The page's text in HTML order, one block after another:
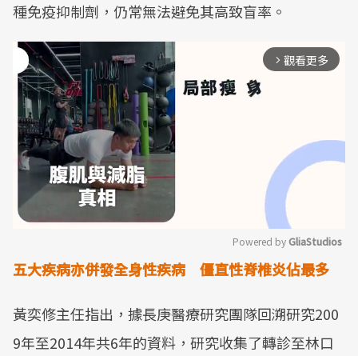
種免疫抑制劑，仍常無法避免其高致盲率。
arrow_forward_ios 觀看更多
Mute
Powered by GliaStudios
五大疾病亦併發全身性疾病 僵直性脊椎炎佔最多
黃奕修主任指出，據長庚醫療研究團隊回溯研究200
9年至2014年共6年的資料，研究收集了轉診至林口